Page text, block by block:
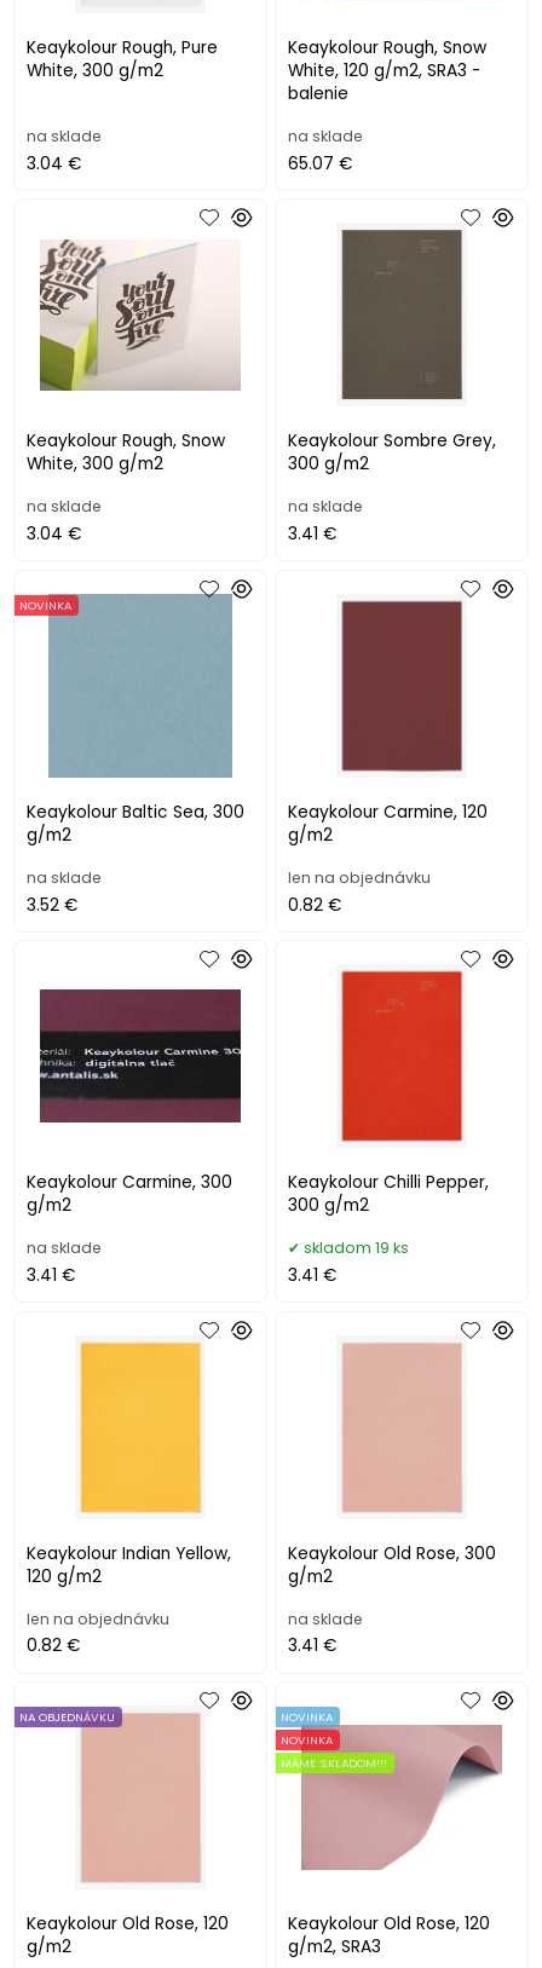
Keaykolour Rough, Pure
White, 300 g/m2
na sklade
3.04 €
Keaykolour Rough, Snow
White, 120 g/m2, SRA3 -
balenie
na sklade
65.07 €
Keaykolour Rough, Snow
White, 300 g/m2
na sklade
3.04 €
Keaykolour Sombre Grey,
300 g/m2
na sklade
3.41 €
Keaykolour Baltic Sea, 300
g/m2
NOVINKA
na sklade
3.52 €
Keaykolour Carmine, 120
g/m2
len na objednávku
0.82 €
Keaykolour Carmine, 300
g/m2
na sklade
3.41 €
Keaykolour Chilli Pepper,
300 g/m2
skladom 19 ks
3.41 €
Keaykolour Indian Yellow,
120 g/m2
len na objednávku
0.82 €
Keaykolour Old Rose, 300
g/m2
na sklade
3.41 €
Keaykolour Old Rose, 120
g/m2
NA OBJEDNÁVKU
Keaykolour Old Rose, 120
g/m2, SRA3
NOVINKA
NOVINKA
MÁME SKLADOM!!!